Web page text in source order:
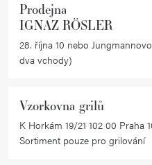
Prodejna
IGNAZ RÖSLER
28. října 10 nebo
dva vchody)
Vzorkovna grilů
K Horkám 19/21 102 00 Praha
Sortiment pouze pro grilování